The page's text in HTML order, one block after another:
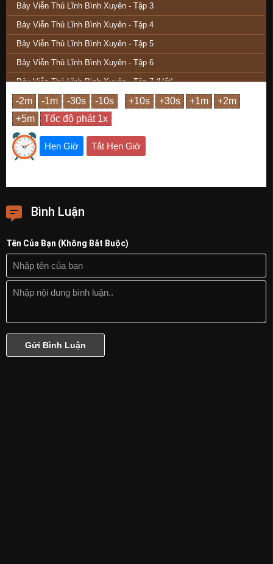
Bảy Viễn Thủ Lĩnh Bình Xuyên - Tập 3
Bảy Viễn Thủ Lĩnh Bình Xuyên - Tập 4
Bảy Viễn Thủ Lĩnh Bình Xuyên - Tập 5
Bảy Viễn Thủ Lĩnh Bình Xuyên - Tập 6
Bảy Viễn Thủ Lĩnh Bình Xuyên - Tập 7 (Hết)
Hẹn Giờ Tắt Hẹn Giờ
Bình Luận
Tên Của Bạn (Không Bắt Buộc)